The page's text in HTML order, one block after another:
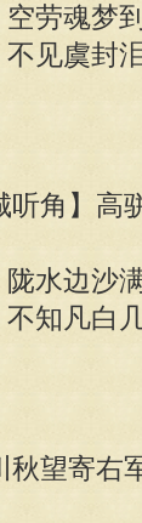
劳魂梦
见虞封
听角】高
水边沙
知凡白
秋望寄右